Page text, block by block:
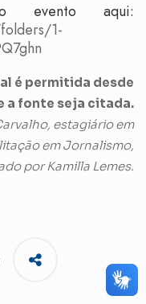
evento aqui:
1-
é permitida desde
a fonte seja citada.
estagiário em
em Jornalismo,
por Kamilla Lemes.